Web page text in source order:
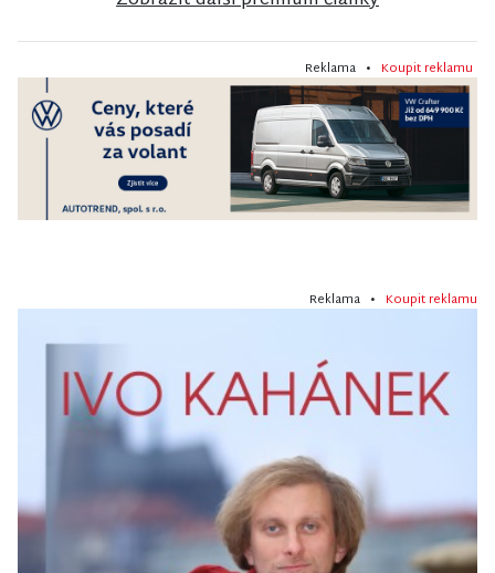
Reklama • Koupit reklamu
Reklama • Koupit reklamu